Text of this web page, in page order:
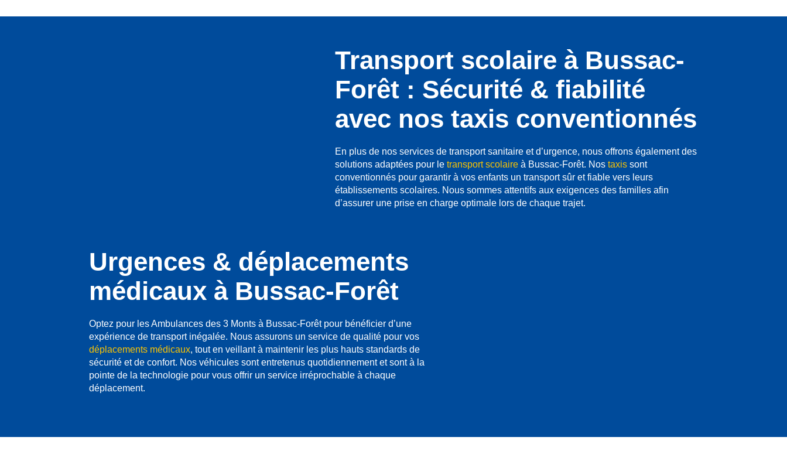
Transport scolaire à Bussac-
Forêt : Sécurité & fiabilité
avec nos taxis conventionnés
En plus de nos services de transport sanitaire et d’urgence, nous offrons également des
solutions adaptées pour le transport scolaire à Bussac-Forêt. Nos taxis sont
conventionnés pour garantir à vos enfants un transport sûr et fiable vers leurs
établissements scolaires. Nous sommes attentifs aux exigences des familles afin
d’assurer une prise en charge optimale lors de chaque trajet.
Urgences & déplacements
médicaux à Bussac-Forêt
Optez pour les Ambulances des 3 Monts à Bussac-Forêt pour bénéficier d’une
expérience de transport inégalée. Nous assurons un service de qualité pour vos
déplacements médicaux, tout en veillant à maintenir les plus hauts standards de
sécurité et de confort. Nos véhicules sont entretenus quotidiennement et sont à la
pointe de la technologie pour vous offrir un service irréprochable à chaque
déplacement.